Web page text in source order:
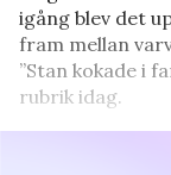
igång blev det
fram mellan
”Stan kokade i
rubrik idag.